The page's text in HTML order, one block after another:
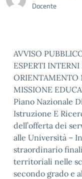
Docente
AVVISO
ESPERTI
ORIENTAMENTO
MISSIONE
Piano Nazionale
Istruzione E
dell’offerta dei
alle Università –
straordinario
territoriali nelle
secondo grado e